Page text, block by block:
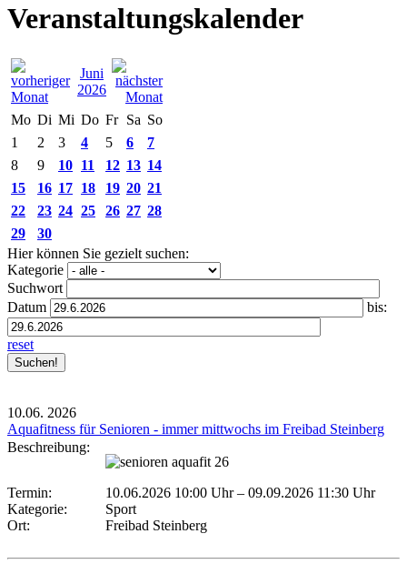
Veranstaltungskalender
Juni
2026
Mo Di Mi Do Fr Sa So
1
2 3 4 5 6
7
8
9 10 11 12 13 14
15
16 17 18 19 20 21
22
23 24 25 26 27 28
29
30
Hier können Sie gezielt suchen:
Kategorie
Suchwort
Datum
bis:
reset
10.06. 2026
Aquafitness für Senioren - immer mittwochs im Freibad Steinberg
Beschreibung:
Termin: 10.06.2026 10:00 Uhr– 09.09.2026 11:30 Uhr
Kategorie:
Sport
Ort:
Freibad Steinberg